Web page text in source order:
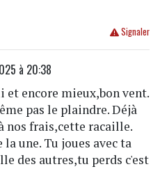
Signaler
à 20:38
encore mieux,bon vent.
pas le plaindre. Déjà
nos frais,cette racaille.
une. Tu joues avec ta
des autres,tu perds c'est